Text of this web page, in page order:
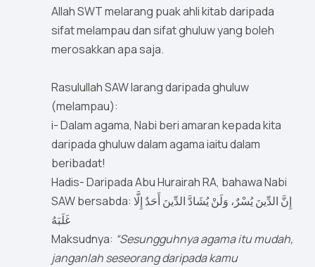
Allah SWT melarang puak ahli kitab daripada
sifat melampau dan sifat ghuluw yang boleh
merosakkan apa saja.
Rasulullah SAW larang daripada ghuluw
(melampau):
i- Dalam agama, Nabi beri amaran kepada kita
daripada ghuluw dalam agama iaitu dalam
beribadat!
Hadis- Daripada Abu Hurairah RA, bahawa Nabi
SAW bersabda: إِنَّ الدِّينَ يُسْرٌ، وَلَنْ يُشَادَّ الدِّينَ أَحَدٌ إِلَّا
غَلَبَهُ
Maksudnya: “Sesungguhnya agama itu mudah,
janganlah seseorang daripada kamu